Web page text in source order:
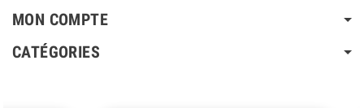
MON COMPTE
CATÉGORIES